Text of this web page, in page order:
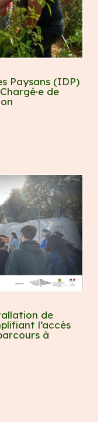
Paysans (IDP)
de
de
l’accès
à